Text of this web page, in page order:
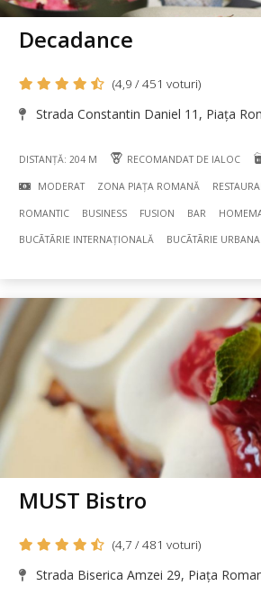
Decadance
(4,9 / 451 voturi)
Strada Constantin Daniel 11, Piața
DISTANȚĂ: 204 M RECOMANDAT DE IALOC
MODERAT ZONA PIAȚA ROMANĂ
ROMANTIC BUSINESS FUSION BAR
BUCÃTÃRIE INTERNAȚIONALĂ BUCÃTÃRIE URBANA
MUST Bistro
(4,7 / 481 voturi)
Strada Biserica Amzei 29, Piața